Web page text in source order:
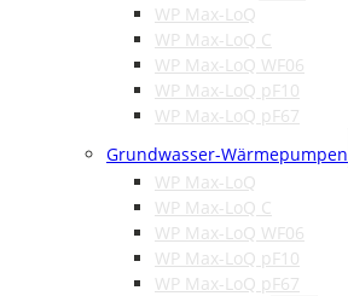
WP Max-LoQ
WP Max-LoQ C
WP Max-LoQ WF06
WP Max-LoQ pF10
WP Max-LoQ pF67
Grundwasser-Wärmepumpen
WP Max-LoQ
WP Max-LoQ C
WP Max-LoQ WF06
WP Max-LoQ pF10
WP Max-LoQ pF67